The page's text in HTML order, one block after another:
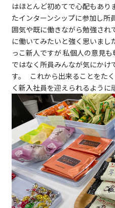
はほとんど初めてで心配もあり
たインターンシップに参加し所
囲気や既に働きながら勉強され
に働いてみたいと強く思いま
っこ新人ですが 私個人の意見
ではなく所員みんなが気にかけ
す。 これから出来ることをた
く新入社員を迎えられるように